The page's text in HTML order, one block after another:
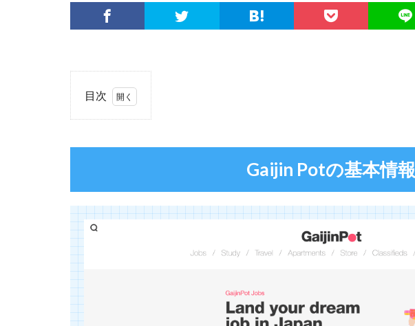
目次
Pot
2
Gaijin
の特
徴
Gaijin Potの基本情報